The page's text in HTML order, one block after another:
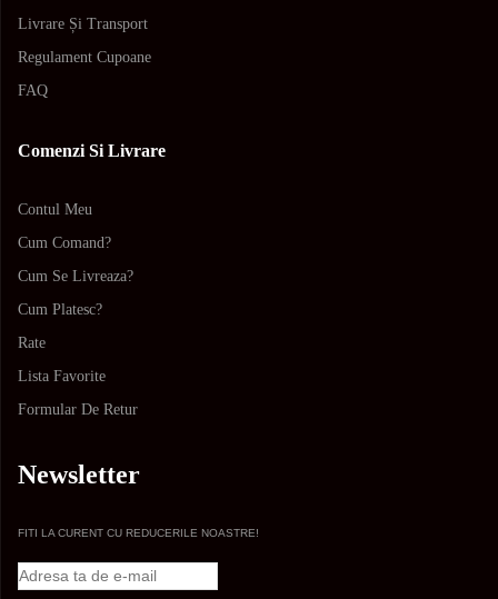
Livrare Și Transport
Regulament Cupoane
FAQ
Comenzi Si Livrare
Contul Meu
Cum Comand?
Cum Se Livreaza?
Cum Platesc?
Rate
Lista Favorite
Formular De Retur
Newsletter
FITI LA CURENT CU REDUCERILE NOASTRE!